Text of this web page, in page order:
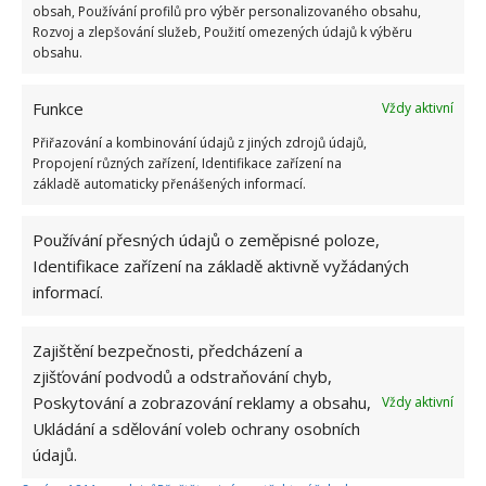
obsah, Používání profilů pro výběr personalizovaného obsahu,
Rozvoj a zlepšování služeb, Použití omezených údajů k výběru
obsahu.
Funkce
Vždy aktivní
Přiřazování a kombinování údajů z jiných zdrojů údajů,
Propojení různých zařízení, Identifikace zařízení na
základě automaticky přenášených informací.
Používání přesných údajů o zeměpisné poloze,
Identifikace zařízení na základě aktivně vyžádaných
informací.
Zajištění bezpečnosti, předcházení a
zjišťování podvodů a odstraňování chyb,
Poskytování a zobrazování reklamy a obsahu,
Ukládání a sdělování voleb ochrany osobních
údajů.
Vždy aktivní
Zdroj:Goodhousekeeping